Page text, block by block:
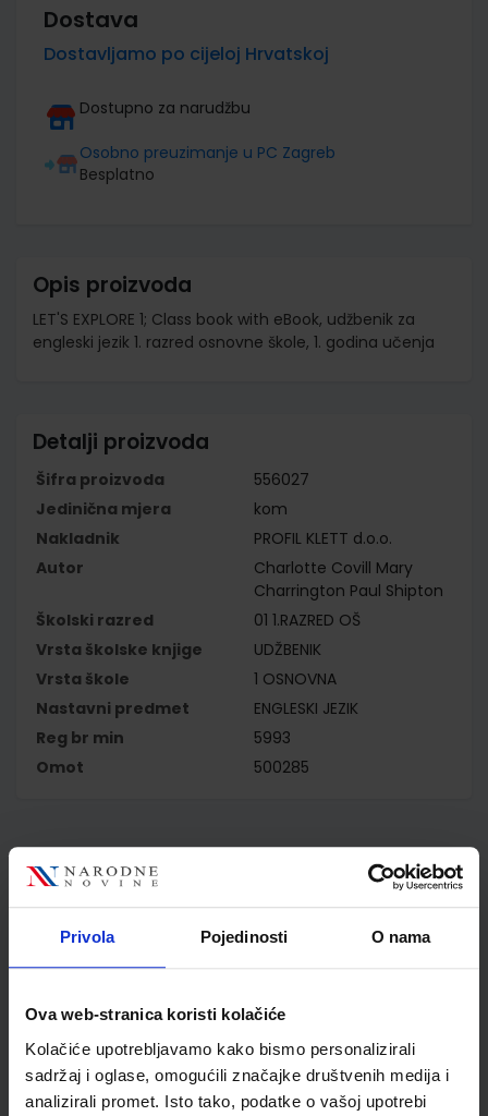
Privola Pojedinosti O nama
Ova web-stranica koristi kolačiće
Kolačiće upotrebljavamo kako bismo personalizirali
sadržaj i oglase, omogućili značajke društvenih medija i
analizirali promet. Isto tako, podatke o vašoj upotrebi
Dostava
Dostavljamo po cijeloj Hrvatskoj
Dostupno za narudžbu
Osobno preuzimanje u PC Zagreb
Besplatno
Opis proizvoda
LET'S EXPLORE 1; Class book with eBook, udžbenik za
engleski jezik 1. razred osnovne škole, 1. godina učenja
Detalji proizvoda
Šifra proizvoda
556027
Jedinična mjera
kom
Nakladnik
PROFIL KLETT d.o.o.
Autor
Charlotte Covill Mary
Charrington Paul Shipton
Školski razred
01 1.RAZRED OŠ
Vrsta školske knjige
UDŽBENIK
Vrsta škole
1 OSNOVNA
Nastavni predmet
ENGLESKI JEZIK
Reg br min
5993
Omot
500285
Kupci najčešće biraju..
Omot PVC za školske
udžbenike; dimenzije
452x282; tip 285